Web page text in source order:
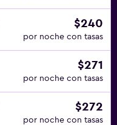
$240
por noche con tasas
$271
por noche con tasas
$272
por noche con tasas